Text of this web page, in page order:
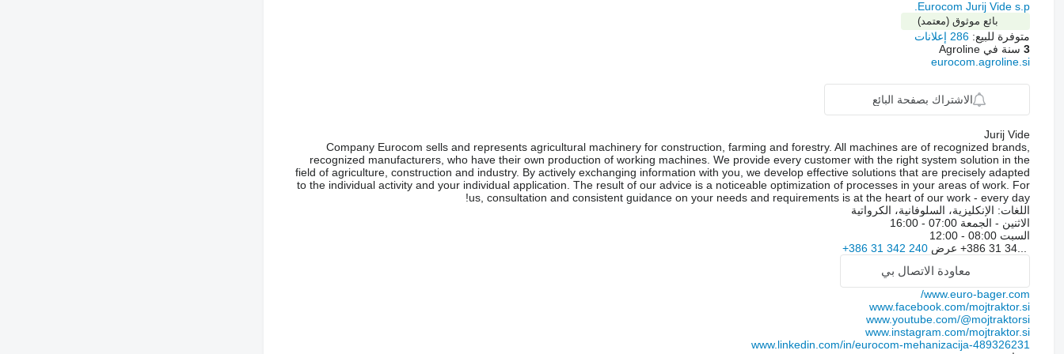
Eurocom Jurij Vide s.p.
بائع موثوق (معتمد)
متوفرة للبيع: 286 إعلانات
3سنة في Agroline
eurocom.agroline.si
الاشتراك بصفحة البائع
Jurij Vide
Company Eurocom sells and represents agricultural machinery for construction, farming and forestry. All machines are of recognized brands,
recognized manufacturers, who have their own production of working machines. We provide every customer with the right system solution in the
field of agriculture, construction and industry. By actively exchanging information with you, we develop effective solutions that are precisely adapted
to the individual activity and your individual application. The result of our advice is a noticeable optimization of processes in your areas of work. For
us, consultation and consistent guidance on your needs and requirements is at the heart of our work - every day!
اللغات: الإنكليزية، السلوفانية، الكرواتية
الاثنين - الجمعة 07:00 - 16:00
السبت 08:00 - 12:00
+386 31 34... عرض +386 31 342 240
معاودة الاتصال بي
www.euro-bager.com/
www.facebook.com/mojtraktor.si
www.youtube.com/@mojtraktorsi
www.instagram.com/mojtraktor.si
www.linkedin.com/in/eurocom-mehanizacija-489326231